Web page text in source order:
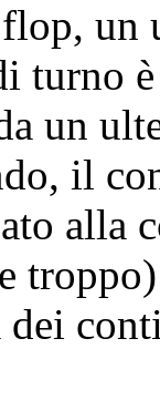
un
turno
un
il
alla
dei